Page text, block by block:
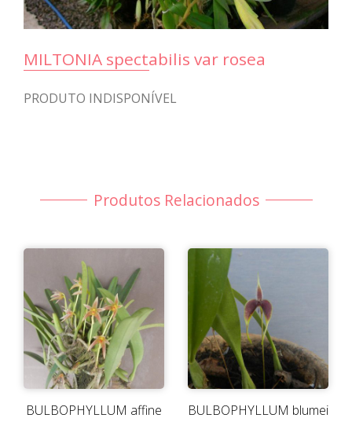
MILTONIA spectabilis var rosea
PRODUTO INDISPONÍVEL
Produtos Relacionados
BULBOPHYLLUM affine BULBOPHYLLUM blumei